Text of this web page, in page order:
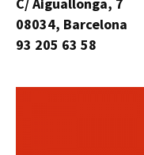
08034, Barcelona
93 205 63 58